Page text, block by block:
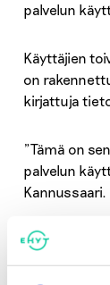
palvelun
Käyttäjien
on
kirjattuja
”Tämä on
palvelun
Kannussaari.